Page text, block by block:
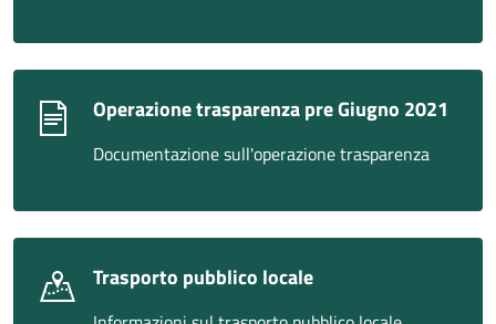
Operazione trasparenza pre Giugno 2021
Documentazione sull'operazione trasparenza
Trasporto pubblico locale